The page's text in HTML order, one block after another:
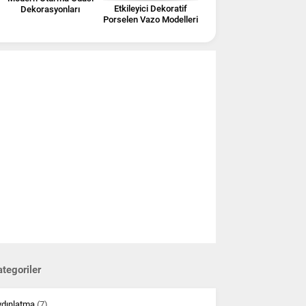
Dekorasyonları
Etkileyici Dekoratif
Porselen Vazo Modelleri